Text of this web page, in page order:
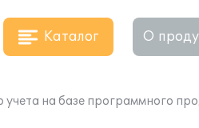
Каталог О
учета на базе программного